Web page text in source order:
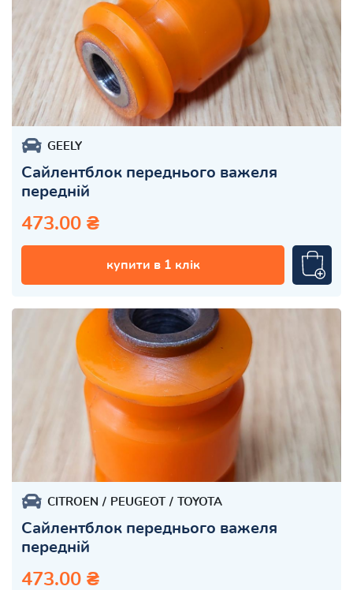
GEELY
Сайлентблок переднього важеля
передній
473.00 ₴
купити в 1 клік
CITROEN PEUGEOT TOYOTA
Сайлентблок переднього важеля
передній
473.00 ₴